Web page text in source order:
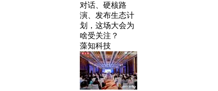
对话、硬核路
演、发布生态计
划，这场大会为
啥受关注？
藻知科技